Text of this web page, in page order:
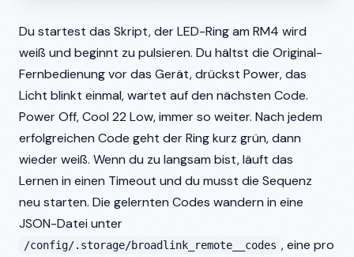
Du startest das Skript, der LED-Ring am RM4 wird
weiß und beginnt zu pulsieren. Du hältst die Original-
Fernbedienung vor das Gerät, drückst Power, das
Licht blinkt einmal, wartet auf den nächsten Code.
Power Off, Cool 22 Low, immer so weiter. Nach jedem
erfolgreichen Code geht der Ring kurz grün, dann
wieder weiß. Wenn du zu langsam bist, läuft das
Lernen in einen Timeout und du musst die Sequenz
neu starten. Die gelernten Codes wandern in eine
JSON-Datei unter
/config/.storage/broadlink_remote_ _codes , eine pro